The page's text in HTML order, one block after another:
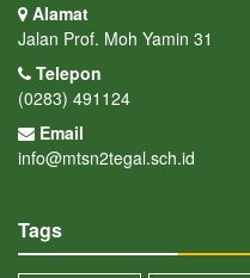
Alamat
Jalan Prof. Moh Yamin 31
Telepon
(0283) 491124
Email
info@mtsn2tegal.sch.id
Tags